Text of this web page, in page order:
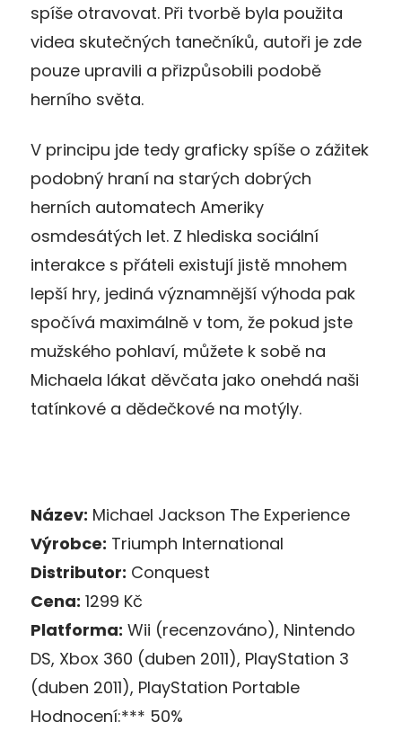
spíše otravovat. Při tvorbě byla použita
videa skutečných tanečníků, autoři je zde
pouze upravili a přizpůsobili podobě
herního světa.
V principu jde tedy graficky spíše o zážitek
podobný hraní na starých dobrých
herních automatech Ameriky
osmdesátých let. Z hlediska sociální
interakce s přáteli existují jistě mnohem
lepší hry, jediná významnější výhoda pak
spočívá maximálně v tom, že pokud jste
mužského pohlaví, můžete k sobě na
Michaela lákat děvčata jako onehdá naši
tatínkové a dědečkové na motýly.
Název: Michael Jackson The Experience
Výrobce: Triumph International
Distributor: Conquest
Cena: 1299 Kč
Platforma: Wii (recenzováno), Nintendo
DS, Xbox 360 (duben 2011), PlayStation 3
(duben 2011), PlayStation Portable
Hodnocení:*** 50%